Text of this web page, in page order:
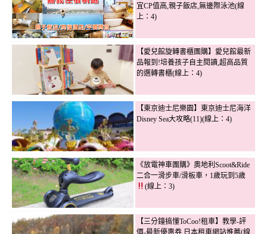
宜CP值高,親子飯店,無邊際泳池(線
上：4)
【愛兒館旋轉書櫃團購】愛兒館最新
品報到!培養孩子自主閱讀,超高品質
的選轉書櫃(線上：4)
【東京迪士尼樂園】東京迪士尼海洋
Disney Sea大攻略(11)(線上：4)
《放電神車團購》奧地利Scoot&Ride
二合一滑步車/滑板車，1歲玩到5歲
(線上：3)
【三分鐘搞懂ToCoo!租車】教學-評
價-最新優惠券,日本租車網站推薦(線